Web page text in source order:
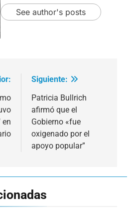
See author's posts
en
Siguiente:
Patricia Bullrich
afirmó que el
Gobierno «fue
oxigenado por el
apoyo popular”